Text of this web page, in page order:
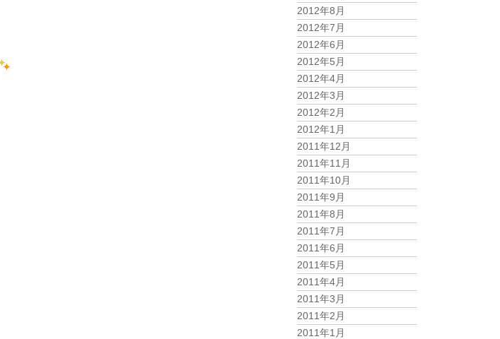
2012年8月
2012年7月
2012年6月
2012年5月
2012年4月
2012年3月
2012年2月
2012年1月
2011年12月
2011年11月
2011年10月
2011年9月
2011年8月
2011年7月
2011年6月
2011年5月
2011年4月
2011年3月
2011年2月
2011年1月